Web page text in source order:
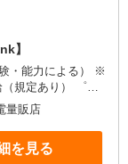
】
・能力による） ※
定あり） ゜
+゜ 入社祝い金10
。・゜+゜
量販店
を見る